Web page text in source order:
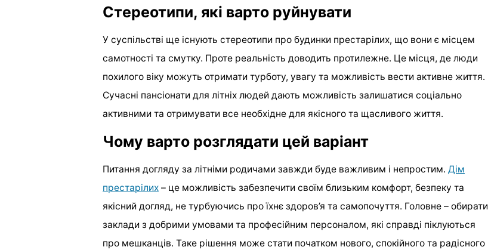
Стереотипи, які варто руйнувати
У суспільстві ще існують стереотипи про будинки престарілих, що вони є місцем
самотності та смутку. Проте реальність доводить протилежне. Це місця, де люди
похилого віку можуть отримати турботу, увагу та можливість вести активне життя.
Сучасні пансіонати для літніх людей дають можливість залишатися соціально
активними та отримувати все необхідне для якісного та щасливого життя.
Чому варто розглядати цей варіант
Питання догляду за літніми родичами завжди буде важливим і непростим. Дім
престарілих – це можливість забезпечити своїм близьким комфорт, безпеку та
якісний догляд, не турбуючись про їхнє здоров’я та самопочуття. Головне – обирати
заклади з добрими умовами та професійним персоналом, які справді піклуються
про мешканців. Таке рішення може стати початком нового, спокійного та радісного